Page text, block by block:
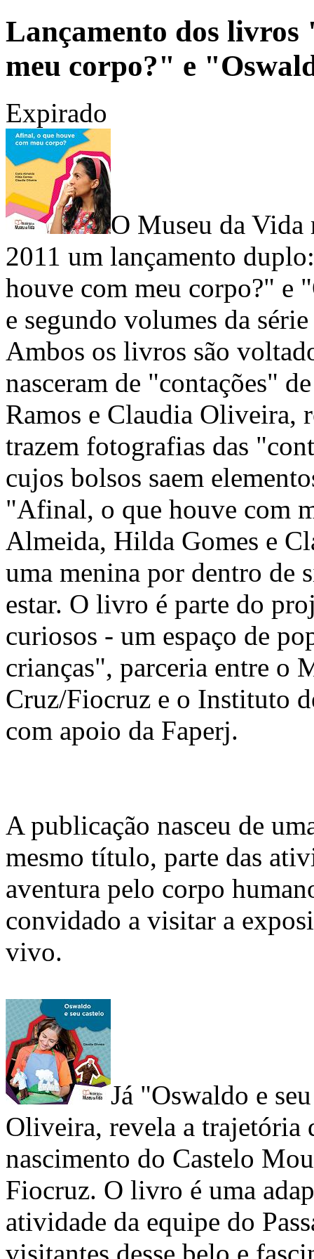
Lançamento dos
meu corpo?" e
Expirado
O Museu da Vida
2011 um lançamento
houve com meu corpo?" e
e segundo volumes da
Ambos os livros são
nasceram de "contações"
Ramos e Claudia Oliveira,
trazem fotografias das
cujos bolsos saem
"Afinal, o que houve com
Almeida, Hilda Gomes e
uma menina por dentro de
estar. O livro é parte do
curiosos - um espaço de
crianças", parceria entre o
Cruz/Fiocruz e o Instituto
com apoio da Faperj.
A publicação nasceu de
mesmo título, parte das
aventura pelo corpo
convidado a visitar a
vivo.
Já "Oswaldo e
Oliveira, revela a trajetória
nascimento do Castelo
Fiocruz. O livro é uma
atividade da equipe do
visitantes desse belo e